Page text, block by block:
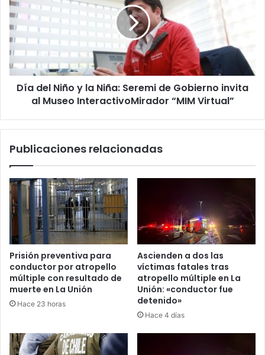
y
la
Niña:
Seremi
de
Gobierno
invita
InteractivoMirador
Virtual”
Día del Niño y la Niña: Seremi de Gobierno invita
al Museo InteractivoMirador “MIM Virtual”
Publicaciones relacionadas
Prisión preventiva para
conductor por atropello
múltiple con resultado de
muerte en La Unión
Hace 23 horas
Ascienden a dos las
víctimas fatales tras
atropello múltiple en La
Unión: «conductor fue
detenido»
Hace 4 días